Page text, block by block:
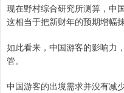
现在野村综合研究所测算，中
这相当于把新财年的预期增幅
如此看来，中国游客的影响力
管。
中国游客的出境需求并没有减